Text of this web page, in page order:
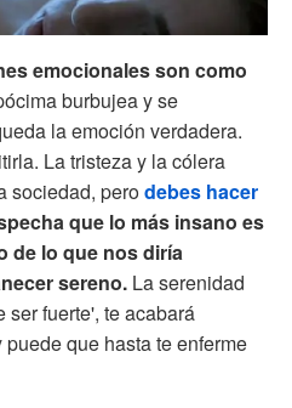
emocionales son como
burbujea y se
la emoción verdadera.
La tristeza y la cólera
sociedad, perodebes hacer
que lo más insano es
de lo que nos diría
sereno. La serenidad
ser fuerte', te acabará
que hasta te enferme